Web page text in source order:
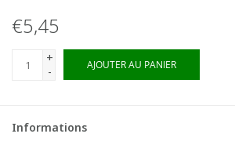
€5,45
+
-
AJOUTER AU PANIER
Informations